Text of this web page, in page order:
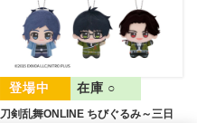
刀剣乱舞ONLINE ちびぐるみ～三日
在庫 ○